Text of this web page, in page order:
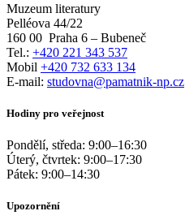
Muzeum literatury
Pelléova 44/22
160 00 Praha 6 – Bubeneč
Tel.: +420 221 343 537
Mobil +420 732 633 134
E-mail: studovna@pamatnik-np.cz
Hodiny pro veřejnost
Pondělí, středa: 9:00–16:30
Úterý, čtvrtek: 9:00–17:30
Pátek: 9:00–14:30
Upozornění